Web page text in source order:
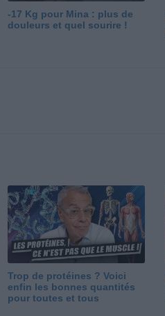
-17 Kg pour Mina : plus de
douleurs et quel sourire !
Trop de protéines ? Voici
enfin les bonnes quantités
pour toutes et tous